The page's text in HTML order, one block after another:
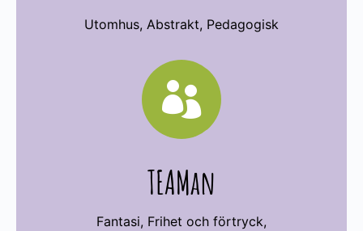
Utomhus, Abstrakt, Pedagogisk

TEAMan
Fantasi, Frihet och förtryck,